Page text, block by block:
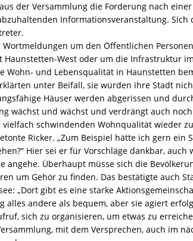
der Versammlung die Forderung nach
Informationsveranstaltung.
Wortmeldungen um den Öffentlichen
Haunstetten-West oder um die Infrastruktur
Wohn- und Lebensqualität in Haunstetten
unter Beifall, sie würden ihre Stadt
Häuser werden abgerissen und
wächst und wächst und verdrängt auch
vielfach schwindenden Wohnqualität wieder
Ricker. „Zum Beispiel hätte ich gern ein
Hier sei er für Vorschläge dankbar, auch
angehe. Überhaupt müsse sich die
um Gehör zu finden. Das bestätigte auch
„Dort gibt es eine starke
alles andere als bequem, aber sie agiert
sich zu organisieren, um etwas zu
mit dem Versprechen, auch im